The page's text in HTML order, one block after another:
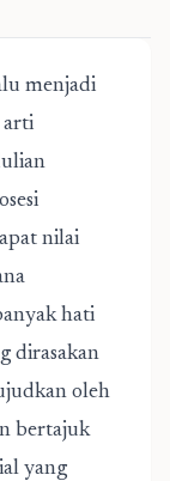
menjadi
arti
nilai
hati
dirasakan
oleh
bertajuk
yang